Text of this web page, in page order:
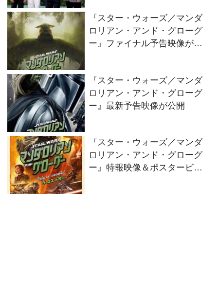
『スター・ウォーズ／マンダ
ロリアン・アンド・グローグ
ー』ファイナル予告映像が解
『スター・ウォーズ／マンダ
ロリアン・アンド・グローグ
ー』最新予告映像が公開
『スター・ウォーズ／マンダ
ロリアン・アンド・グローグ
ー』特報映像＆ポスタービジ